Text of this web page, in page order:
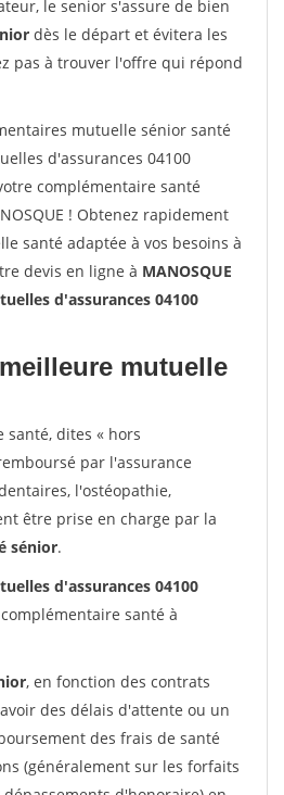
le senior s'assure de bien
dès le départ et évitera les
pas à trouver l'offre qui répond
mutuelle sénior santé
d'assurances 04100
complémentaire santé
! Obtenez rapidement
santé adaptée à vos besoins à
devis en ligne à MANOSQUE
d'assurances 04100
mutuelle
santé, dites « hors
par l'assurance
l'ostéopathie,
être prise en charge par la
sénior.
d'assurances 04100
santé à
, en fonction des contrats
des délais d'attente ou un
des frais de santé
(généralement sur les forfaits